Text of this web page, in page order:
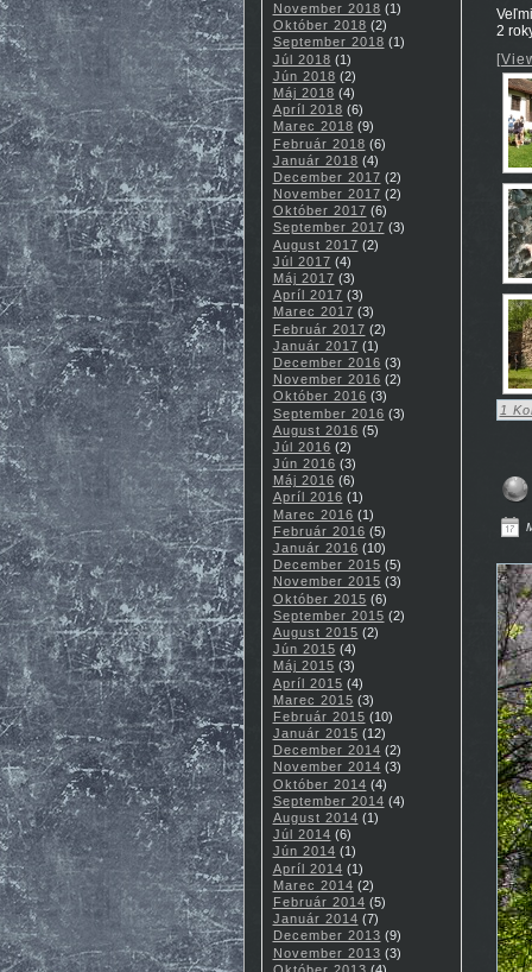
November 2018 (1)
Október 2018 (2)
September 2018 (1)
Júl 2018 (1)
Jún 2018 (2)
Máj 2018 (4)
Apríl 2018 (6)
Marec 2018 (9)
Február 2018 (6)
Január 2018 (4)
December 2017 (2)
November 2017 (2)
Október 2017 (6)
September 2017 (3)
August 2017 (2)
Júl 2017 (4)
Máj 2017 (3)
Apríl 2017 (3)
Marec 2017 (3)
Február 2017 (2)
Január 2017 (1)
December 2016 (3)
November 2016 (2)
Október 2016 (3)
September 2016 (3)
August 2016 (5)
Júl 2016 (2)
Jún 2016 (3)
Máj 2016 (6)
Apríl 2016 (1)
Marec 2016 (1)
Február 2016 (5)
Január 2016 (10)
December 2015 (5)
November 2015 (3)
Október 2015 (6)
September 2015 (2)
August 2015 (2)
Jún 2015 (4)
Máj 2015 (3)
Apríl 2015 (4)
Marec 2015 (3)
Február 2015 (10)
Január 2015 (12)
December 2014 (2)
November 2014 (3)
Október 2014 (4)
September 2014 (4)
August 2014 (1)
Júl 2014 (6)
Jún 2014 (1)
Apríl 2014 (1)
Marec 2014 (2)
Február 2014 (5)
Január 2014 (7)
December 2013 (9)
November 2013 (3)
2
1